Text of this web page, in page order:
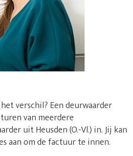
verschil? Een deurwaarder
van meerdere
uit Heusden (O.-Vl.) in. Jij kan
aan om de factuur te innen.